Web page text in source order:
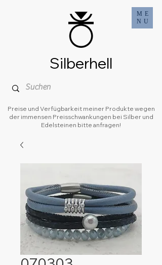
ME
NU
Preise und Verfügbarkeit meiner Produkte wegen
der immensen Preisschwankungen bei Silber und
Edelsteinen bitte anfragen!
Silberhell